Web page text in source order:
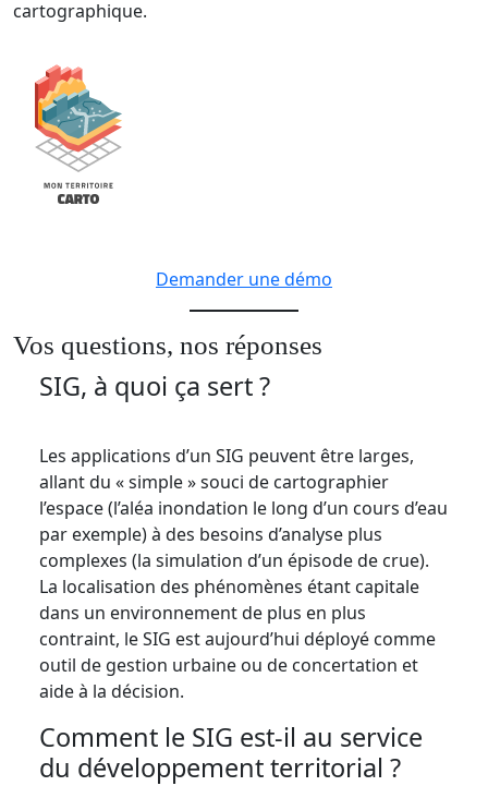
cartographique.
Demander une démo
Vos questions, nos réponses
SIG, à quoi ça sert ?
Les applications d’un SIG peuvent être larges,
allant du « simple » souci de cartographier
l’espace (l’aléa inondation le long d’un cours d’eau
par exemple) à des besoins d’analyse plus
complexes (la simulation d’un épisode de crue).
La localisation des phénomènes étant capitale
dans un environnement de plus en plus
contraint, le SIG est aujourd’hui déployé comme
outil de gestion urbaine ou de concertation et
aide à la décision.
Comment le SIG est-il au service
du développement territorial ?